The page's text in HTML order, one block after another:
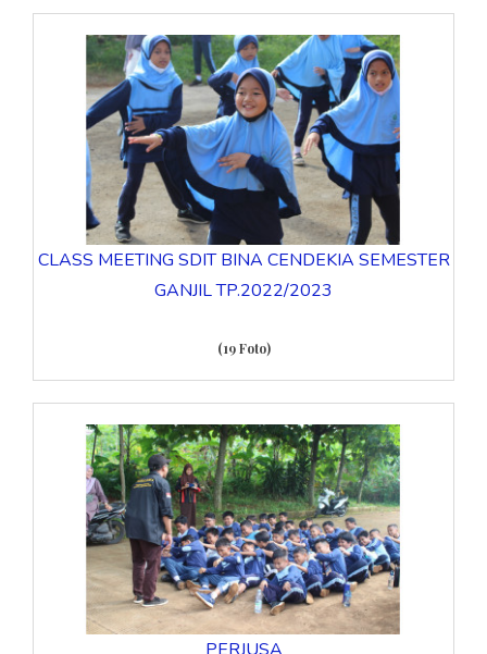
CLASS MEETING SDIT BINA CENDEKIA SEMESTER
GANJIL TP.2022/2023
(19 Foto)